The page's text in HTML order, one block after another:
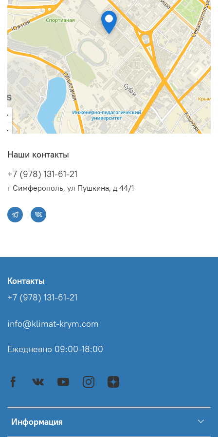
Наши контакты
+7 (978) 131-61-21
г Симферополь, ул Пушкина, д 44/1
Информация
Контакты
+7 (978) 131-61-21
info@klimat-krym.com
Ежедневно 09:00-18:00